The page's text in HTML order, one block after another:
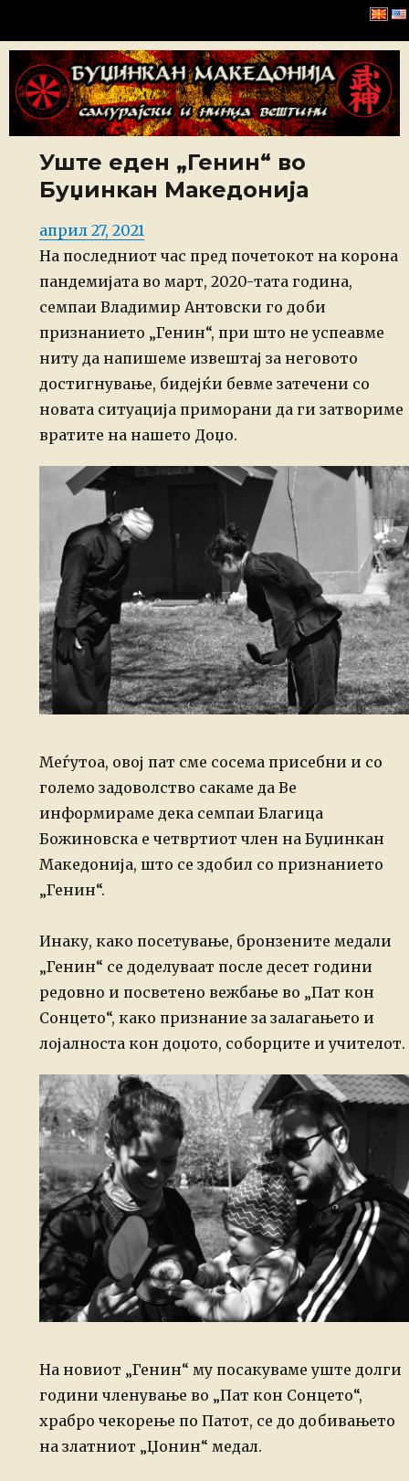
Буџинкан Македонија
Уште еден „Генин“ во
Буџинкан Македонија
Posted
on
април 27, 2021
На последниот час пред почетокот на корона
пандемијата во март, 2020-тата година,
семпаи Владимир Антовски го доби
признанието „Генин“, при што не успеавме
ниту да напишеме извештај за неговото
достигнување, бидејќи бевме затечени со
новата ситуација приморани да ги затвориме
вратите на нашето Доџо.
Меѓутоа, овој пат сме сосема присебни и со
големо задоволство сакаме да Ве
информираме дека семпаи Благица
Божиновска е четвртиот член на Буџинкан
Македонија, што се здобил со признанието
„Генин“.
Инаку, како посетување, бронзените медали
„Генин“ се доделуваат после десет години
редовно и посветено вежбање во „Пат кон
Сонцето“, како признание за залагањето и
лојалноста кон доџото, соборците и учителот.
На новиот „Генин“ му посакуваме уште долги
години членување во „Пат кон Сонцето“,
храбро чекорење по Патот, се до добивањето
на златниот „Џонин“ медал.